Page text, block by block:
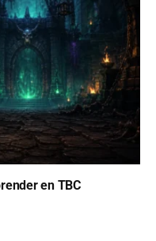
en TBC